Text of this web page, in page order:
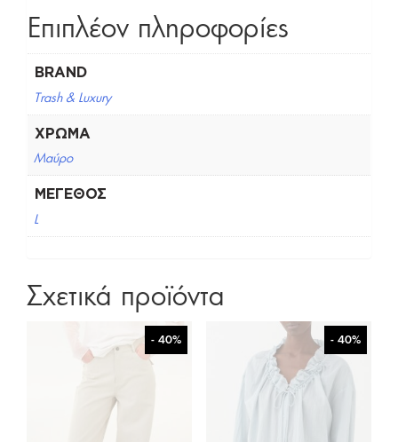
Επιπλέον πληροφορίες
BRAND
Trash & Luxury
ΧΡΏΜΑ
Μαύρο
ΜΈΓΕΘΟΣ
L
Σχετικά προϊόντα
- 40% - 40%